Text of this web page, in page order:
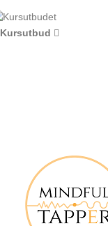
Kursutbud